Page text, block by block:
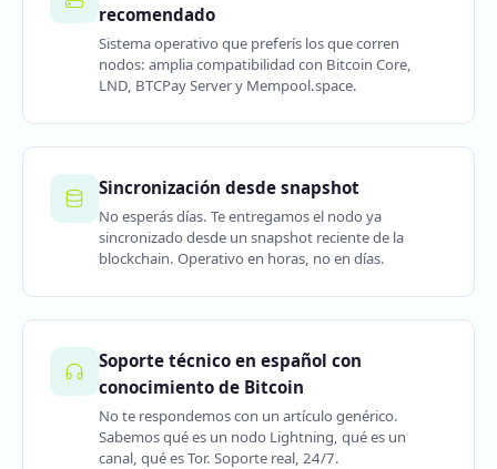
recomendado
Sistema operativo que preferís los que corren
nodos: amplia compatibilidad con Bitcoin Core,
LND, BTCPay Server y Mempool.space.
Sincronización desde snapshot
No esperás días. Te entregamos el nodo ya
sincronizado desde un snapshot reciente de la
blockchain. Operativo en horas, no en días.
Soporte técnico en español con
conocimiento de Bitcoin
No te respondemos con un artículo genérico.
Sabemos qué es un nodo Lightning, qué es un
canal, qué es Tor. Soporte real, 24/7.